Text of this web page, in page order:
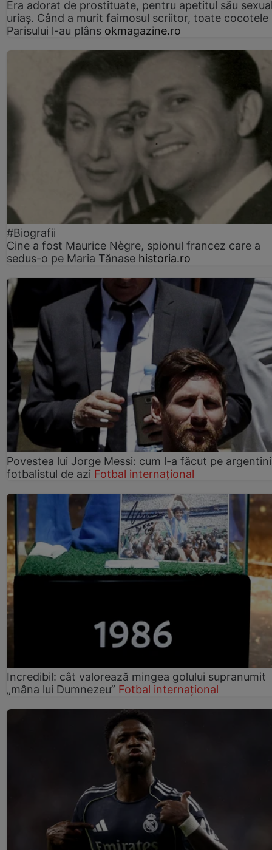
Era adorat de prostituate, pentru apetitul său
uriaș. Când a murit faimosul scriitor, toate cocotele
Parisului l-au plâns okmagazine.ro
#Biografii
Cine a fost Maurice Nègre, spionul francez care a
sedus-o pe Maria Tănase historia.ro
Povestea lui Jorge Messi: cum l-a făcut pe
fotbalistul de azi Fotbal internațional
Incredibil: cât valorează mingea golului supranumit
„mâna lui Dumnezeu” Fotbal internațional